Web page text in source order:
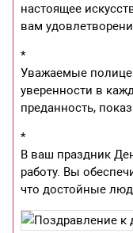
настоящее
вам
*
Уважаемые
уверенности в
преданность,
*
В ваш праздник
работу. Вы
что достойные